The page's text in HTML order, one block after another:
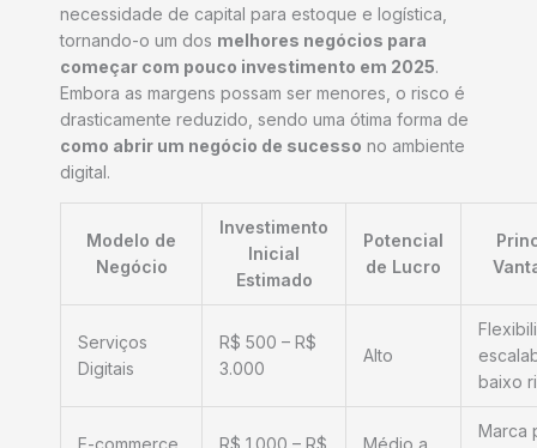
necessidade de capital para estoque e logística,
tornando-o um dos melhores negócios para
começar com pouco investimento em 2025.
Embora as margens possam ser menores, o risco é
drasticamente reduzido, sendo uma ótima forma de
como abrir um negócio de sucesso no ambiente
digital.
Modelo de
Negócio
Investimento
Inicial
Estimado
Potencial
de Lucro
Serviços
Digitais
R$ 500 – R$
3.000
Alto
baixo
Marca